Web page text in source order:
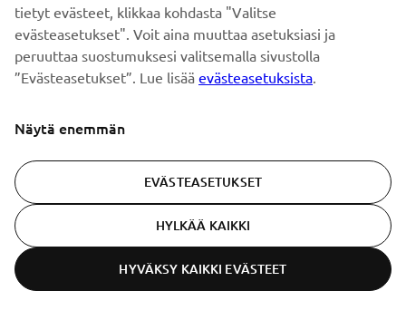
Lue tietosuojakäytäntömme saadaksesi tietää, miten
käsittelemme henkilötietojasi:
Tietosuoja ja evästeet -sivustolta
© Copyright - 2026 Yamaha Motor Europe N.V. - All Rights
Reserved
Tietosuojakäytäntö
tietyt evästeet, klikkaa kohdasta "Valitse
evästeasetukset". Voit aina muuttaa asetuksiasi ja
peruuttaa suostumuksesi valitsemalla sivustolla
”Evästeasetukset”. Lue lisää evästeasetuksista.
Näytä enemmän
EVÄSTEASETUKSET
HYLKÄÄ KAIKKI
HYVÄKSY KAIKKI EVÄSTEET